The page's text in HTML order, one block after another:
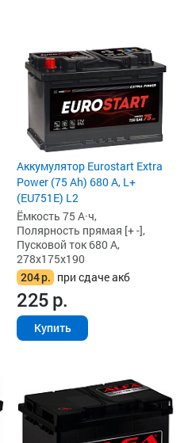
Аккумулятор Eurostart Extra
Power (75 Ah) 680 А, L+
(EU751E) L2
Ёмкость 75 А·ч,
Полярность прямая [+ -],
Пусковой ток 680 А,
278x175x190
204р. при сдаче акб
225р.
Купить